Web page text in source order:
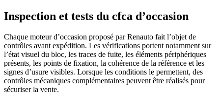
Inspection et tests du cfca d’occasion
Chaque moteur d’occasion proposé par Renauto fait l’objet de
contrôles avant expédition. Les vérifications portent notamment sur
l’état visuel du bloc, les traces de fuite, les éléments périphériques
présents, les points de fixation, la cohérence de la référence et les
signes d’usure visibles. Lorsque les conditions le permettent, des
contrôles mécaniques complémentaires peuvent être réalisés pour
sécuriser la vente.